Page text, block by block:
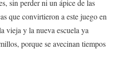
sin perder ni un ápice de las
que convirtieron a este juego en
vieja y la nueva escuela ya
porque se avecinan tiempos